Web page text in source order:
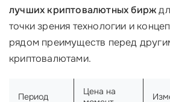
лучших криптовалютных бирж
точки зрения технологии и
рядом преимуществ перед
криптовалютами.
Период
Цена на